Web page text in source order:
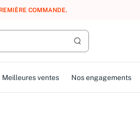
LE CLUB AMMAREAL.
Lancer la recherche
Meilleures ventes Nos engagements